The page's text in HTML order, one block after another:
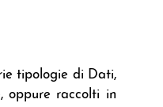
tipologie di Dati,
oppure raccolti in